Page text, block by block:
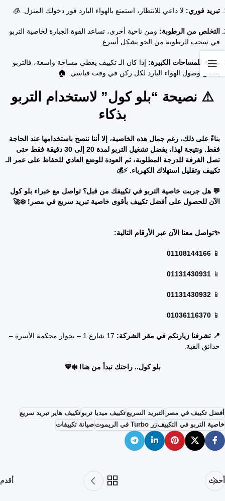
تبريد فوري: لا داعي للانتظار، استمتع بالهواء البارد فور دخولك المنزل. 🧊
التخلص من الرطوبة: ومن ناحية أخرى، تساعد القوة الجبارة لخاصية التربو
في سحب الرطوبة من الجو بشكل أسرع.
مثالية للمساحات الكبيرة: إذا كان الـ تكييف يغطي مساحة واسعة، فالتربو
يضمن وصول الهواء البارد لكل ركن في وقت قياسي. 🏠
⚠️ نصيحة “بلو كول” لاستخدام التربو
بذكاء
بناءً على ذلك، رغم جمال هذه الخاصية، إلا أننا ننصح باستخدامها عند الحاجة
فقط. ونتيجة لهذا، يفضل تشغيل التربو لمدة 20 إلى 30 دقيقة فقط حتى
تصل الغرفة للدرجة المطلوبة، ثم العودة للوضع العادي للحفاظ على عمر الـ
تكييف وتقليل استهلاك الكهرباء. ⚡💰
💬 هل جربت خاصية التربو في تكييفك من قبل؟ تواصل مع خبراء بلو كول
الآن للحصول على أفضل تكييف بأقوى خاصية تبريد سريع في مصر! ❄️🚀
✨تواصل معنا الآن عبر الأرقام التالية:
📱
01108144166
📱
01131430931
📱
01131430932
📱
01036116370
📍 تشرفنا زيارتكم في مقر الشركة:
17 شارع 1 – بجوار محكمة الأسرة –
حدائق القبة.
بلو كول.. راحتك تبدأ من هنا! ❄️💙
أفضل تكييف في مصر التبريد السريعتكييف ميديا تربو تكييف هاير تبريد سريع
خاصية التربو في التكييفزر Turbo في الريموت صيانة تكييفات
أحدث أقدم